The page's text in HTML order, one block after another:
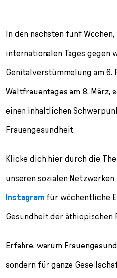
In den nächsten fünf
internationalen Tages gegen
Genitalverstümmelung am 6.
Weltfrauentages am 8. März,
einen inhaltlichen
Frauengesundheit.
Klicke dich hier durch die
unseren sozialen Netzwerken
Instagram für wöchentliche
Gesundheit der äthiopischen
Erfahre, warum
sondern für ganze